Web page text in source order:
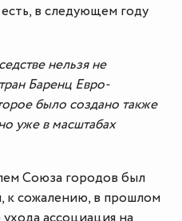
в следующем году
нельзя не
Баренц Евро-
было создано также
уже в масштабах
Союза городов был
сожалению, в прошлом